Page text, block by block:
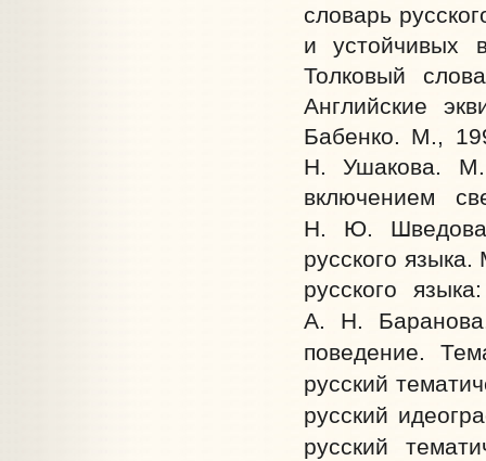
словарь
и
Толковый
Английские
Бабенко. М.,
Н. Ушакова. М.,
включением
Н. Ю.
русского
русского
А. Н.
поведение.
русский
русский
русский